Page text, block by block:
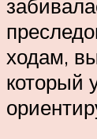
ходам,
который